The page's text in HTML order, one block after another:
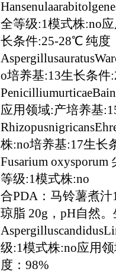
全等级:1模式株:no
长条件:25-28℃ 纯度
o培养基:13生长条
应用领域:产培养基
株:no培养基:17生长
Fusarium
等级:1
合PDA：马铃薯煮汁
琼脂 20g，pH自然
级:1模式株:no应用
度：98%